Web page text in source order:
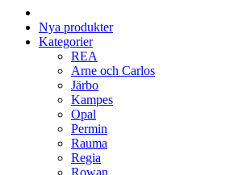
Nya produkter
Kategorier
REA
Arne och Carlos
Järbo
Kampes
Opal
Permin
Rauma
Regia
Rowan